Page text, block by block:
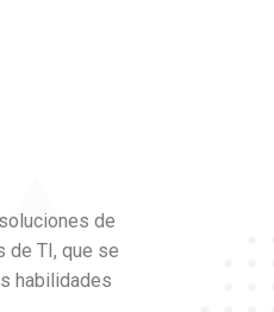
de
de TI, que se
habilidades